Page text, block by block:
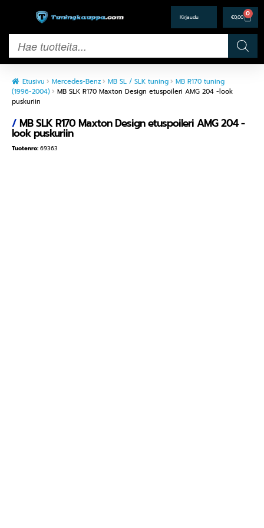
€0,00 0
Etusivu Mercedes-Benz MB SL / SLK tuning
MB R170 tuning
(1996-2004)
MB SLK R170 Maxton Design etuspoileri AMG 204 -look
puskuriin
/MB SLK R170 Maxton Design etuspoileri AMG 204 -
look puskuriin
Tuotenro: 69363